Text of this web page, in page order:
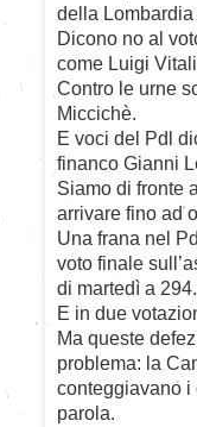
della
Dicono no al
come Luigi
Contro le urne
Miccichè.
E voci del Pdl
financo Gianni
Siamo di fronte
arrivare fino ad
Una frana nel
voto finale
di martedì a 294.
E in due
Ma queste
problema: la
conteggiavano i
parola.